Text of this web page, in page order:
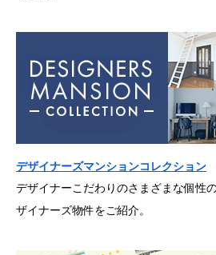
デザイナーズマンションコレクション
デザイナーこだわりのさまざまな個性
ザイナーズ物件をご紹介。